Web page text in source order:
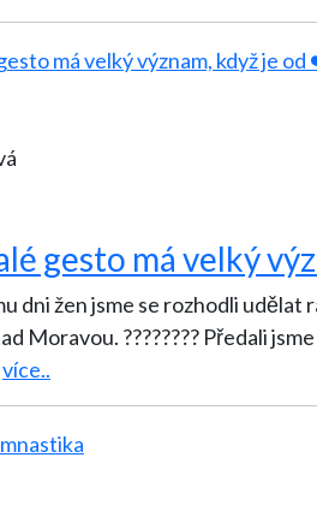
gesto má velký
dni žen jsme se rozhodli
jsme ručně vyrobené květiny a přáníčka, která
více..